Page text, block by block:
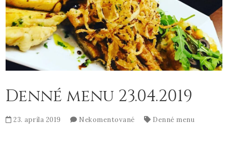
Denné menu 23.04.2019
23. apríla 2019 Nekomentované Denné menu